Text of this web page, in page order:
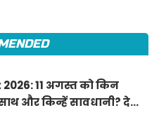
11 अगस्त को किन
और किन्हें सावधानी? देखें